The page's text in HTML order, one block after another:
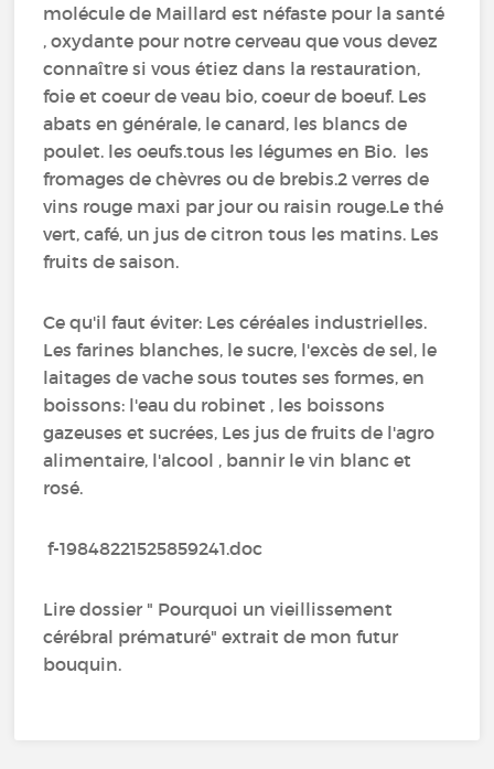
molécule de Maillard est néfaste pour la santé
, oxydante pour notre cerveau que vous devez
connaître si vous étiez dans la restauration,
foie et coeur de veau bio, coeur de boeuf. Les
abats en générale, le canard, les blancs de
poulet. les oeufs.tous les légumes en Bio. les
fromages de chèvres ou de brebis.2 verres de
vins rouge maxi par jour ou raisin rouge.Le thé
vert, café, un jus de citron tous les matins. Les
fruits de saison.
Ce qu'il faut éviter: Les céréales industrielles.
Les farines blanches, le sucre, l'excès de sel, le
laitages de vache sous toutes ses formes, en
boissons: l'eau du robinet , les boissons
gazeuses et sucrées, Les jus de fruits de l'agro
alimentaire, l'alcool , bannir le vin blanc et
rosé.
f-19848221525859241.doc
Lire dossier " Pourquoi un vieillissement
cérébral prématuré" extrait de mon futur
bouquin.